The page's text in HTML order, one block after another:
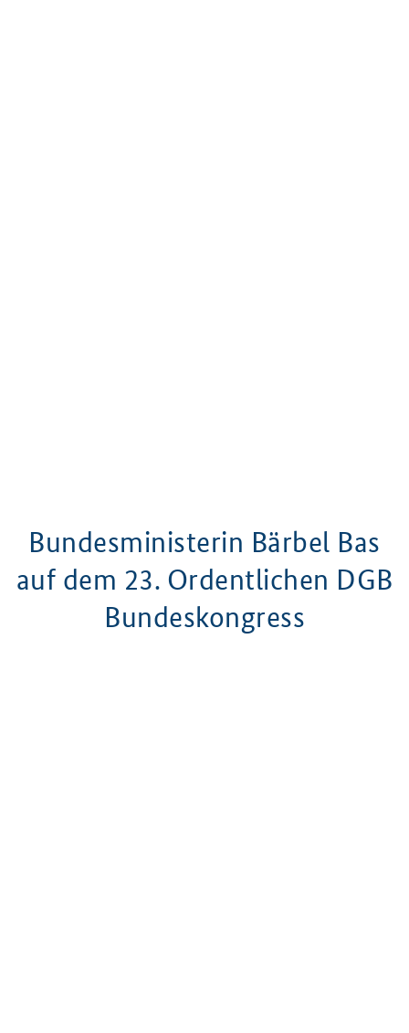
Bundesministerin Bärbel Bas
auf dem 23. Ordentlichen DGB
Bundeskongress